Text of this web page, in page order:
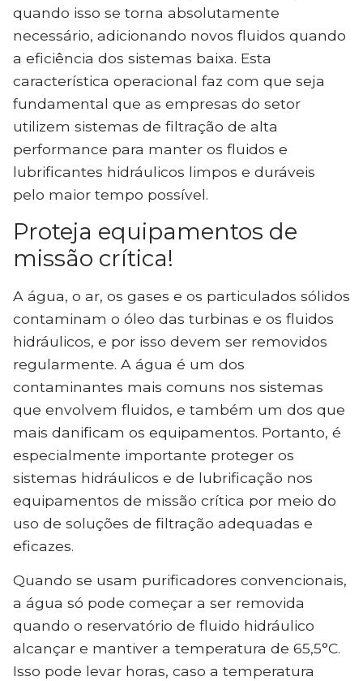
quando isso se torna absolutamente
necessário, adicionando novos fluidos quando
a eficiência dos sistemas baixa. Esta
característica operacional faz com que seja
fundamental que as empresas do setor
utilizem sistemas de filtração de alta
performance para manter os fluidos e
lubrificantes hidráulicos limpos e duráveis
pelo maior tempo possível.
Proteja equipamentos de
missão crítica!
A água, o ar, os gases e os particulados sólidos
contaminam o óleo das turbinas e os fluidos
hidráulicos, e por isso devem ser removidos
regularmente. A água é um dos
contaminantes mais comuns nos sistemas
que envolvem fluidos, e também um dos que
mais danificam os equipamentos. Portanto, é
especialmente importante proteger os
sistemas hidráulicos e de lubrificação nos
equipamentos de missão crítica por meio do
uso de soluções de filtração adequadas e
eficazes.
Quando se usam purificadores convencionais,
a água só pode começar a ser removida
quando o reservatório de fluido hidráulico
alcançar e mantiver a temperatura de 65,5°C.
Isso pode levar horas, caso a temperatura